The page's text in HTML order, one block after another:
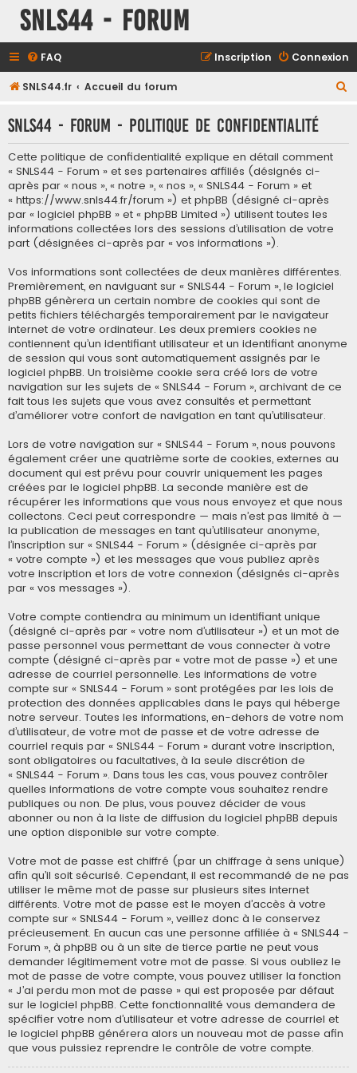
SNLS44 - Forum
FAQ Connexion
Inscription
SNLS44.fr Accueil du forum
h
SNLS44 - Forum - Politique de confidentialité
Cette politique de confidentialité explique en détail comment
« SNLS44 - Forum » et ses partenaires affiliés (désignés ci-
après par « nous », « notre », « nos », « SNLS44 - Forum » et
« https://www.snls44.fr/forum ») et phpBB (désigné ci-après
par « logiciel phpBB » et « phpBB Limited ») utilisent toutes les
informations collectées lors des sessions d’utilisation de votre
part (désignées ci-après par « vos informations »).
Vos informations sont collectées de deux manières différentes.
Premièrement, en naviguant sur « SNLS44 - Forum », le logiciel
phpBB génèrera un certain nombre de cookies qui sont de
petits fichiers téléchargés temporairement par le navigateur
internet de votre ordinateur. Les deux premiers cookies ne
contiennent qu’un identifiant utilisateur et un identifiant anonyme
de session qui vous sont automatiquement assignés par le
logiciel phpBB. Un troisième cookie sera créé lors de votre
navigation sur les sujets de « SNLS44 - Forum », archivant de ce
fait tous les sujets que vous avez consultés et permettant
d’améliorer votre confort de navigation en tant qu’utilisateur.
Lors de votre navigation sur « SNLS44 - Forum », nous pouvons
également créer une quatrième sorte de cookies, externes au
document qui est prévu pour couvrir uniquement les pages
créées par le logiciel phpBB. La seconde manière est de
récupérer les informations que vous nous envoyez et que nous
collectons. Ceci peut correspondre — mais n’est pas limité à —
la publication de messages en tant qu’utilisateur anonyme,
l’inscription sur « SNLS44 - Forum » (désignée ci-après par
« votre compte ») et les messages que vous publiez après
votre inscription et lors de votre connexion (désignés ci-après
par « vos messages »).
Votre compte contiendra au minimum un identifiant unique
(désigné ci-après par « votre nom d’utilisateur ») et un mot de
passe personnel vous permettant de vous connecter à votre
compte (désigné ci-après par « votre mot de passe ») et une
adresse de courriel personnelle. Les informations de votre
compte sur « SNLS44 - Forum » sont protégées par les lois de
protection des données applicables dans le pays qui héberge
notre serveur. Toutes les informations, en-dehors de votre nom
d’utilisateur, de votre mot de passe et de votre adresse de
courriel requis par « SNLS44 - Forum » durant votre inscription,
sont obligatoires ou facultatives, à la seule discrétion de
« SNLS44 - Forum ». Dans tous les cas, vous pouvez contrôler
quelles informations de votre compte vous souhaitez rendre
publiques ou non. De plus, vous pouvez décider de vous
abonner ou non à la liste de diffusion du logiciel phpBB depuis
une option disponible sur votre compte.
Votre mot de passe est chiffré (par un chiffrage à sens unique)
afin qu’il soit sécurisé. Cependant, il est recommandé de ne pas
utiliser le même mot de passe sur plusieurs sites internet
différents. Votre mot de passe est le moyen d’accès à votre
compte sur « SNLS44 - Forum », veillez donc à le conservez
précieusement. En aucun cas une personne affiliée à « SNLS44 -
Forum », à phpBB ou à un site de tierce partie ne peut vous
demander légitimement votre mot de passe. Si vous oubliez le
mot de passe de votre compte, vous pouvez utiliser la fonction
« J’ai perdu mon mot de passe » qui est proposée par défaut
sur le logiciel phpBB. Cette fonctionnalité vous demandera de
spécifier votre nom d’utilisateur et votre adresse de courriel et
le logiciel phpBB générera alors un nouveau mot de passe afin
que vous puissiez reprendre le contrôle de votre compte.